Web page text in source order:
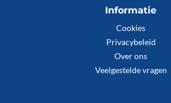
Informatie
Cookies
Privacybeleid
Over ons
Veelgestelde vragen